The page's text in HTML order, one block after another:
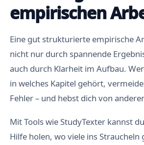
empirischen
Eine gut strukturierte empirische
nicht nur durch spannende
auch durch Klarheit im Aufbau.
in welches Kapitel gehört,
Fehler – und hebst dich von
Mit Tools wie StudyTexter kannst
Hilfe holen, wo viele ins Straucheln